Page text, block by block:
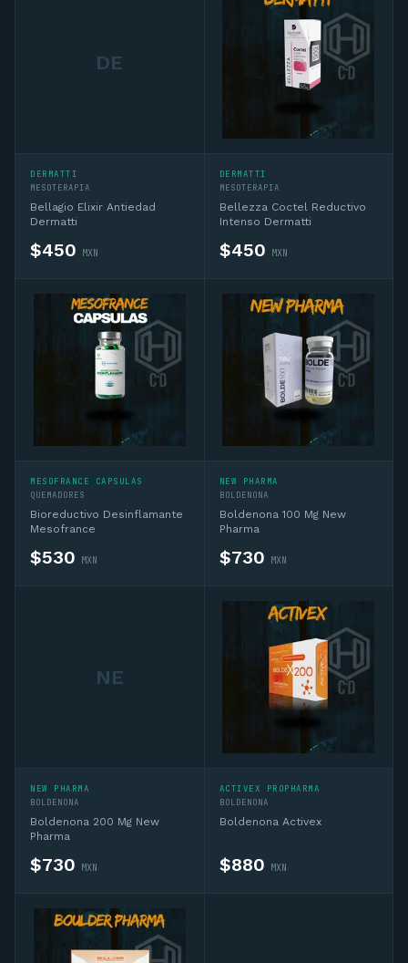
DE
DERMATTI
MESOTERAPIA
Bellagio Elixir Antiedad
Dermatti
$450 MXN
DERMATTI
MESOTERAPIA
Bellezza Coctel Reductivo
Intenso Dermatti
$450 MXN
MESOFRANCE CAPSULAS
QUEMADORES
Bioreductivo Desinflamante
Mesofrance
$530 MXN
NEW PHARMA
BOLDENONA
Boldenona 100 Mg New
Pharma
$730 MXN
NE
NEW PHARMA
BOLDENONA
Boldenona 200 Mg New
Pharma
$730 MXN
ACTIVEX PROPHARMA
BOLDENONA
Boldenona Activex
$880 MXN
En línea — IA + asesor humano si lo necesitas
Hola, soy el asesor virtual de Complementos
Deportivos MX. Pregúntame sobre
complementos deportivos, sustancias, ciclos
necesitas algo personalizado te conecto